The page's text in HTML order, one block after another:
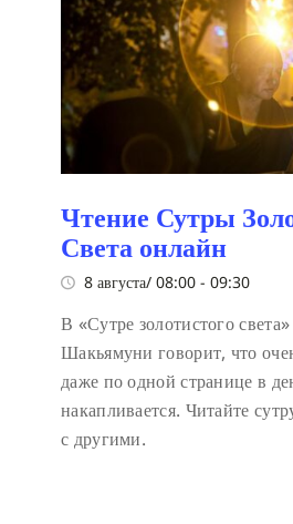
Чтение Сутры
Света онлайн
8 августа/ 08:00 - 09:30
В «Сутре золотистого
Шакьямуни говорит, что
даже по одной странице в
накапливается. Читайте
с другими.